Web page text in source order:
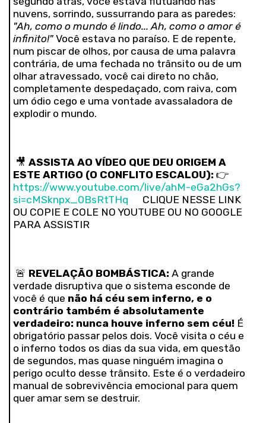
nuvens, sorrindo, sussurrando para as paredes:
"Ah, como o mundo é lindo... Ah, como o amor é
infinito!" Você estava no paraíso. E de repente,
num piscar de olhos, por causa de uma palavra
contrária, de uma fechada no trânsito ou de um
olhar atravessado, você cai direto no chão,
completamente despedaçado, com raiva, com
um ódio cego e uma vontade avassaladora de
explodir o mundo.
🎥 ASSISTA AO VÍDEO QUE DEU ORIGEM A
ESTE ARTIGO (O CONFLITO ESCALOU): 👉
https://www.youtube.com/live/ahM-eGa2hGs?
si=cMSknpx_0BsRtTHq CLIQUE NESSE LINK
OU COPIE E COLE NO YOUTUBE OU NO GOOGLE
PARA ASSISTIR
🚨 REVELAÇÃO BOMBÁSTICA: A grande
verdade disruptiva que o sistema esconde de
você é que não há céu sem inferno, e o
contrário também é absolutamente
verdadeiro: nunca houve inferno sem céu! É
obrigatório passar pelos dois. Você visita o céu e
o inferno todos os dias da sua vida, em questão
de segundos, mas quase ninguém imagina o
perigo oculto desse trânsito. Este é o verdadeiro
manual de sobrevivência emocional para quem
quer amar sem se destruir.